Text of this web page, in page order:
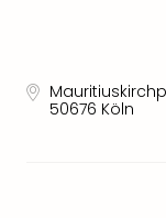
50676 Köln